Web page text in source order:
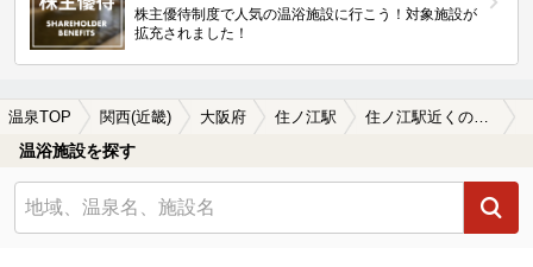
株主優待制度で人気の温浴施設に行こう！対象施設が
拡充されました！
温泉TOP 関西(近畿) 大阪府 住ノ江駅 住ノ江駅近くの温泉宿・温泉旅館・ホテルおすすめ(2026年版)
温浴施設を探す